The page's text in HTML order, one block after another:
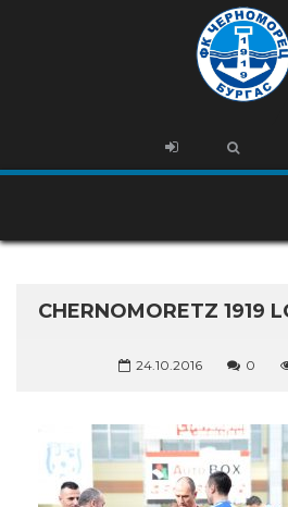
CHERNOMORETZ 1919
24.10.2016 0